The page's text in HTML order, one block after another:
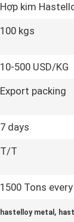
Hợp kim
100 kgs
10-500 USD/KG
Export packing
7 days
T/T
1500 Tons
hastelloy metal ,